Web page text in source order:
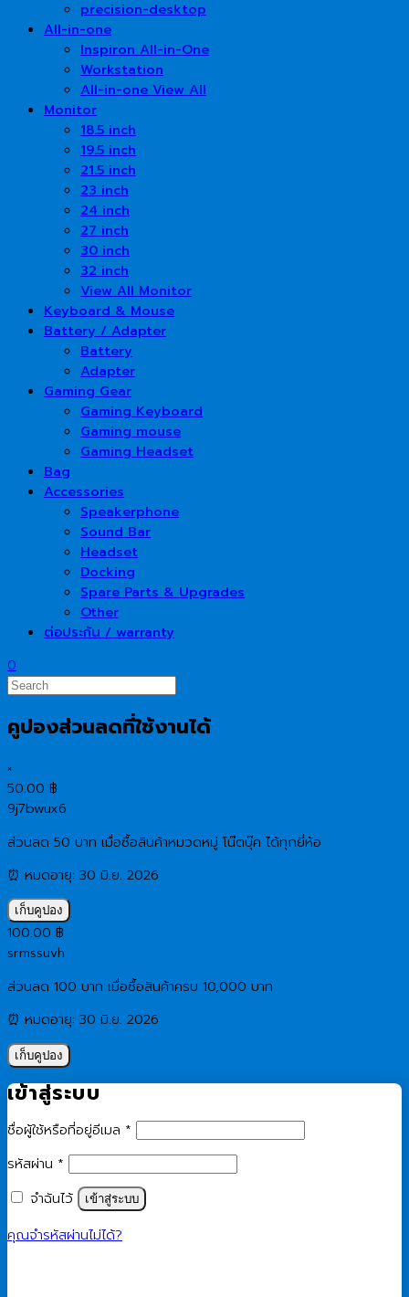
precision-desktop
All-in-one
Inspiron All-in-One
Workstation
All-in-one View All
Monitor
18.5 inch
19.5 inch
21.5 inch
23 inch
24 inch
27 inch
30 inch
32 inch
View All Monitor
Keyboard & Mouse
Battery / Adapter
Battery
Adapter
Gaming Gear
Gaming Keyboard
Gaming mouse
Gaming Headset
Bag
Accessories
Speakerphone
Sound Bar
Headset
Docking
Spare Parts & Upgrades
Other
ต่อประกัน / warranty
0
คูปองส่วนลดที่ใช้งานได้
×
50.00 ฿
9j7bwux6
ส่วนลด 50 บาท เมื่อซื้อสินค้าหมวดหมู่ โน๊ตบุ๊ค ได้ทุกยี่ห้อ
⏰ หมดอายุ: 30 มิ.ย. 2026
เก็บคูปอง
100.00 ฿
srmssuvh
ส่วนลด 100 บาท เมื่อซื้อสินค้าครบ 10,000 บาท
⏰ หมดอายุ: 30 มิ.ย. 2026
เก็บคูปอง
เข้าสู่ระบบ
ชื่อผู้ใช้หรือที่อยู่อีเมล *
รหัสผ่าน *
จำฉันไว้
เข้าสู่ระบบ
คุณจำรหัสผ่านไม่ได้?